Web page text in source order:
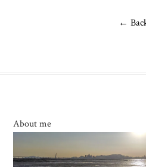
←
About me